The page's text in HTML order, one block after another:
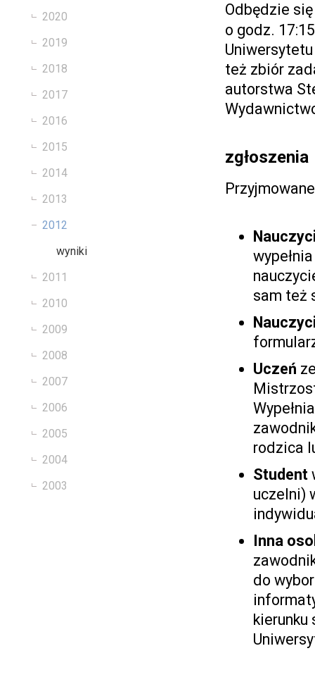
2020
2019
2018
2017
2016
2015
2014
2013
2012
wyniki
2011
2010
2009
2008
2007
2006
2005
2004
2003
Odbędzie
o godz.
też zbiór
autorstwa
zgłoszenia
sam też
Uczeń
rodzica
Student
uczelni)
Inna
do